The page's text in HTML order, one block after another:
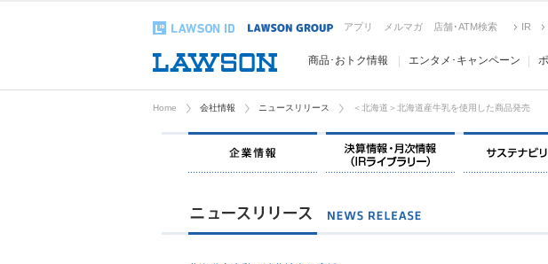
アプリ メルマガ 店舗･ATM検索 IR
商品･おトク情報 エンタメ･キャンペーン
Home 会社情報 ニュースリリース ＜北海道＞北海道産牛乳を使用した商品発売
企業情報